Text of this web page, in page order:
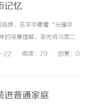
记忆
牌，名字中藏着“光耀中
的深厚理解，率先将川菜二
蒸肉豌豆粽（右）1938年的
22 阅读：79 回复：0
进普通家庭